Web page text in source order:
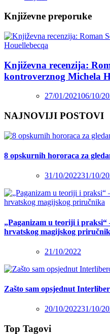
Književne preporuke
Književna recenzija:
kontroverznog Michela
27/01/202106/10/
NAJNOVIJI POSTOVI
8 opskurnih hororaca za
31/10/202231/10/
„Paganizam u teoriji i
hrvatskog magijskog
21/10/2022
Zašto sam opsjednut
20/10/202231/10/
Top Tagovi